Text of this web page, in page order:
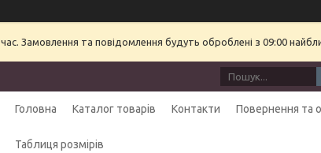
Замовлення та повідомлення будуть оброблені з 09:00
Головна Каталог товарів Контакти Повернення та
Таблиця розмірів